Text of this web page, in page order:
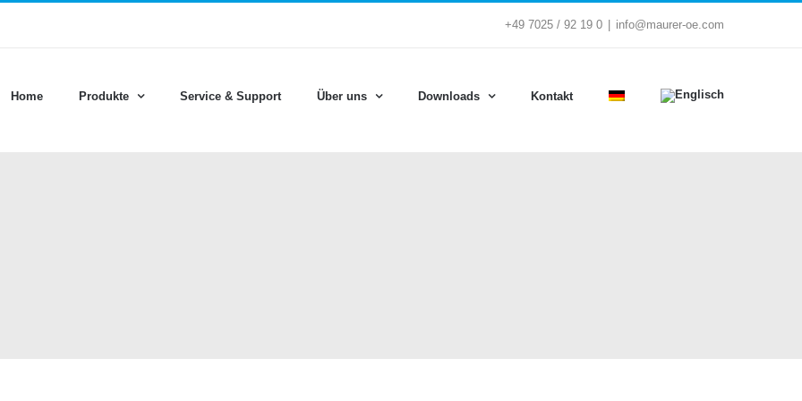
+49 7025 / 92 19 0 info@maurer-oe.com
Home Produkte Service & Support Über uns Downloads Kontakt